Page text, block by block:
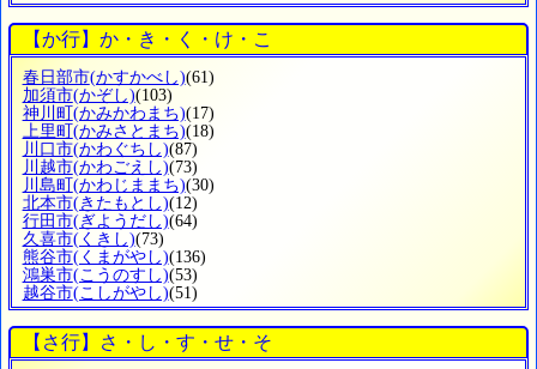
【か行】か・き・く・け・こ
春日部市(かすかべし)(61)
加須市(かぞし)(103)
神川町(かみかわまち)(17)
上里町(かみさとまち)(18)
川口市(かわぐちし)(87)
川越市(かわごえし)(73)
川島町(かわじままち)(30)
北本市(きたもとし)(12)
行田市(ぎようだし)(64)
久喜市(くきし)(73)
熊谷市(くまがやし)(136)
鴻巣市(こうのすし)(53)
越谷市(こしがやし)(51)
【さ行】さ・し・す・せ・そ